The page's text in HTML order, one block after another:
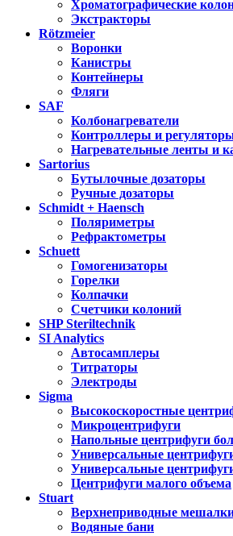
Хроматографические
Экстракторы
Rötzmeier
Воронки
Канистры
Контейнеры
Фляги
SAF
Колбонагреватели
Контроллеры и
Нагревательные ленты и
Sartorius
Бутылочные дозаторы
Ручные дозаторы
Schmidt + Haensch
Поляриметры
Рефрактометры
Schuett
Гомогенизаторы
Горелки
Колпачки
Счетчики колоний
SHP Steriltechnik
SI Analytics
Автосамплеры
Титраторы
Электроды
Sigma
Высокоскоростные
Микроцентрифуги
Напольные центрифуги
Универсальные
Универсальные
Центрифуги малого объема
Stuart
Верхнеприводные
Водяные бани